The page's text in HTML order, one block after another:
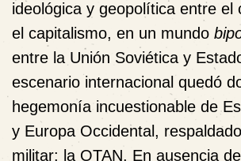
ideológica y geopolítica entre el
el capitalismo, en un mundo
entre la Unión Soviética y
escenario internacional quedó
hegemonía incuestionable de
y Europa Occidental,
militar: la OTAN. En ausencia